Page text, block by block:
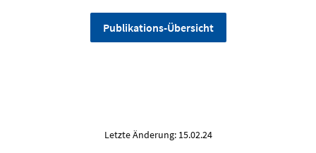
Publikations-Übersicht
Letzte Änderung: 15.02.24